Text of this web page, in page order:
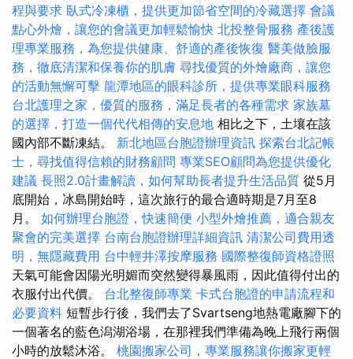
程與要求 臥式冷凍櫃，提供更加節省空間的冷藏選擇 會議
點心外燴，讓您的會議更加輕鬆愉快 北投整骨服務 產後護
理專業服務，為您提供健康、舒適的產後恢復 醫美做臉服
務，徹底清潔和保養你的肌膚 尋找優質的外燴廠商，讓您
的活動無懈可擊 龍潭地區的眼科診所，提供專業眼科服務
台北護理之家，優質的服務，滿足長者的各種需求 家族墓
的選擇，打造一個代代相傳的安息地 相比之下，土壤在該
國內部不斷凍結。 新北地區台胞證辦理資訊 探索台北記帳
士，尋找值得信賴的財務顧問 專業SEO顧問為您提供優化
建議 長照2.0計畫解讀，如何幫助長者提升生活品質 從5月
底開始，冰島開始時，這次旅行的最合適時期是7月至8
月。 如何辦理台胞證，快速簡便 小型外燴推薦，適合親友
聚會的完美選擇 台南台胞證辦理詳細資訊 清潔公司費用透
明，無隱藏費用 台中輕井澤按摩服務 國際整復師資格證照
天氣可能會因陽光明媚而突然變得暴風雨，因此值得付出的
衣服付出代價。 台北整復師專業 卡式台胞證的申請流程和
必要資料 短暫步行後，我們去了Svartseng地熱電廠腳下的
一個著名的藍色潟湖浴場，在那裡我們準備為晚上飛行兩個
小時的放鬆沐浴。 桃園搬家公司，專業服務讓你搬家更輕